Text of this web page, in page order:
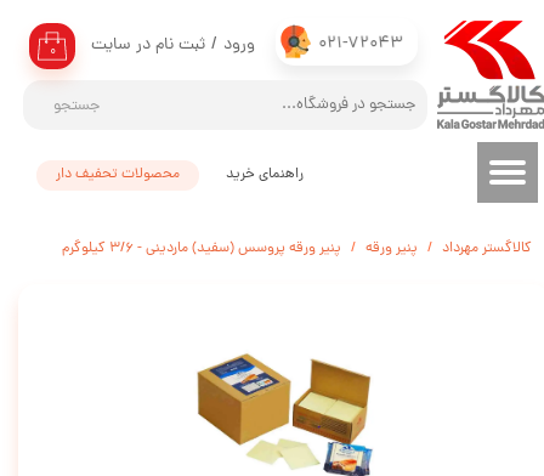
021-72043
جستجو
۰ ورود / ثبت نام در سایت
حساب کاربری من
تغییر گذر واژه
سفارشات
محصولات تحفیف دار راهنمای خرید
کالاگستر مهرداد پنیر ورقه پنیر ورقه پروسس (سفید) ماردینی - 3/6 کیلوگرم